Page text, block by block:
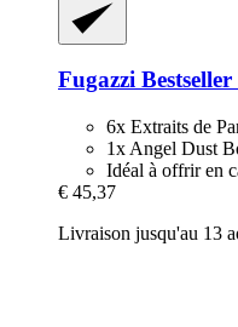
Fugazzi Bestseller
6x Extraits de
1x Angel Dust
Idéal à offrir en
€ 45,37
Livraison jusqu'au 13